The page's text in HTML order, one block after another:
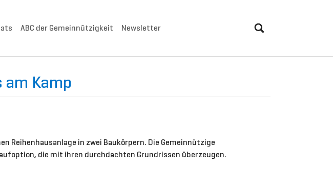
ABC der Gemeinnützigkeit Newsletter
am Kamp
in zwei Baukörpern. Die Gemeinnützige
die mit ihren durchdachten Grundrissen überzeugen.